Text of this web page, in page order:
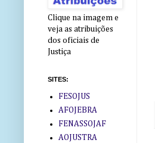
Clique na imagem e
veja as atribuições
dos oficiais de
Justiça
SITES:
FESOJUS
AFOJEBRA
FENASSOJAF
AOJUSTRA